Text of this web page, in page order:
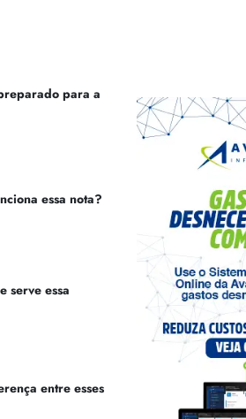
para a
essa nota?
serve essa
entre esses